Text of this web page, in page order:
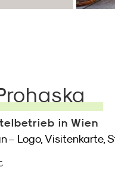
in Wien
– Logo, Visitenkarte,